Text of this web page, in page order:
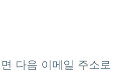
다음 이메일 주소로